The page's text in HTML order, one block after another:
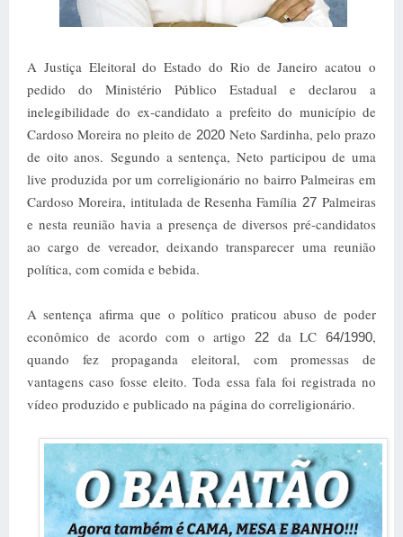
A Justiça Eleitoral do Estado do Rio de Janeiro acatou o
pedido do Ministério Público Estadual e declarou a
inelegibilidade do ex-candidato a prefeito do município de
Cardoso Moreira no pleito de 2020 Neto Sardinha, pelo prazo
de oito anos. Segundo a sentença, Neto participou de uma
live produzida por um correligionário no bairro Palmeiras em
Cardoso Moreira, intitulada de Resenha Família27 Palmeiras
e nesta reunião havia a presença de diversos pré-candidatos
ao cargo de vereador, deixando transparecer uma reunião
política, com comida e bebida.
A sentença afirma que o político praticou abuso de poder
econômico de acordo com o artigo
22 da LC 64/1990,
quando fez propaganda eleitoral, com promessas de
vantagens caso fosse eleito. Toda essa fala foi registrada no
vídeo produzido e publicado na página do correligionário.